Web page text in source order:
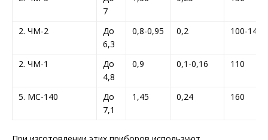
7
2. ЧМ-2
До
6,3
0,8-0,95 0,2 100-142
2. ЧМ-1
До
4,8
0,9 0,1-0,16 110
5. МС-140
До
7,1
1,45 0,24 160